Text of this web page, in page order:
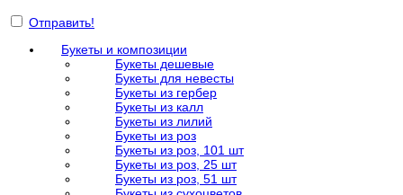
Отправить!
Букеты и композиции
Букеты дешевые
Букеты для невесты
Букеты из гербер
Букеты из калл
Букеты из лилий
Букеты из роз
Букеты из роз, 101 шт
Букеты из роз, 25 шт
Букеты из роз, 51 шт